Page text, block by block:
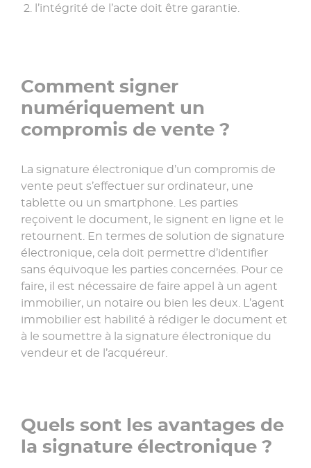
l’intégrité de l’acte doit être garantie.
Comment signer
numériquement un
compromis de vente ?
La signature électronique d’un compromis de
vente peut s’effectuer sur ordinateur, une
tablette ou un smartphone. Les parties
reçoivent le document, le signent en ligne et le
retournent. En termes de solution de signature
électronique, cela doit permettre d’identifier
sans équivoque les parties concernées. Pour ce
faire, il est nécessaire de faire appel à un agent
immobilier, un notaire ou bien les deux. L’agent
immobilier est habilité à rédiger le document et
à le soumettre à la signature électronique du
vendeur et de l’acquéreur.
Quels sont les avantages de
la signature électronique ?